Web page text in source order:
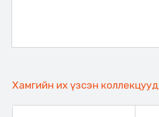
Хамгийн их үзсэн коллекцууд